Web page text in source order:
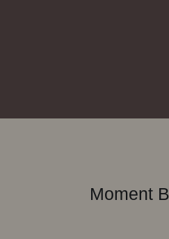
Moment